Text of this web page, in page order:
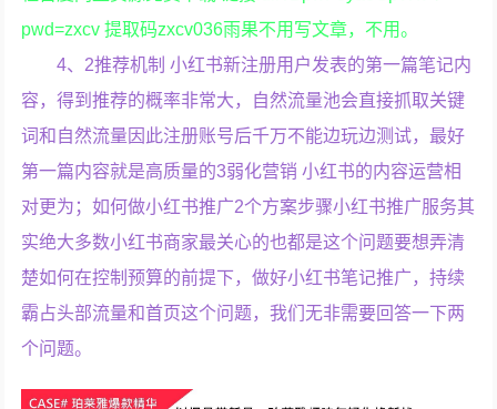
pwd=zxcv 提取码zxcv036雨果不用写文章，不用。
4、2推荐机制 小红书新注册用户发表的第一篇笔记内
容，得到推荐的概率非常大，自然流量池会直接抓取关键
词和自然流量因此注册账号后千万不能边玩边测试，最好
第一篇内容就是高质量的3弱化营销 小红书的内容运营相
对更为；如何做小红书推广2个方案步骤小红书推广服务其
实绝大多数小红书商家最关心的也都是这个问题要想弄清
楚如何在控制预算的前提下，做好小红书笔记推广，持续
霸占头部流量和首页这个问题，我们无非需要回答一下两
个问题。